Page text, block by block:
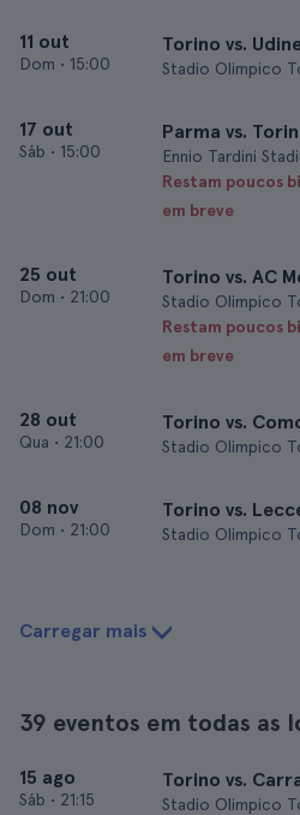
11 out
Dom • 15:00
Torino vs.
Stadio Olimpico
17 out
Sáb • 15:00
Parma vs.
Ennio Tardini
Restam poucos
em breve
25 out
Dom • 21:00
Torino vs. AC
Stadio Olimpico
Restam poucos
em breve
28 out
Qua • 21:00
Torino vs.
Stadio Olimpico
08 nov
Dom • 21:00
Torino vs.
Stadio Olimpico
Carregar mais
39 eventos em todas as
15 ago
Sáb • 21:15
Torino vs.
Stadio Olimpico